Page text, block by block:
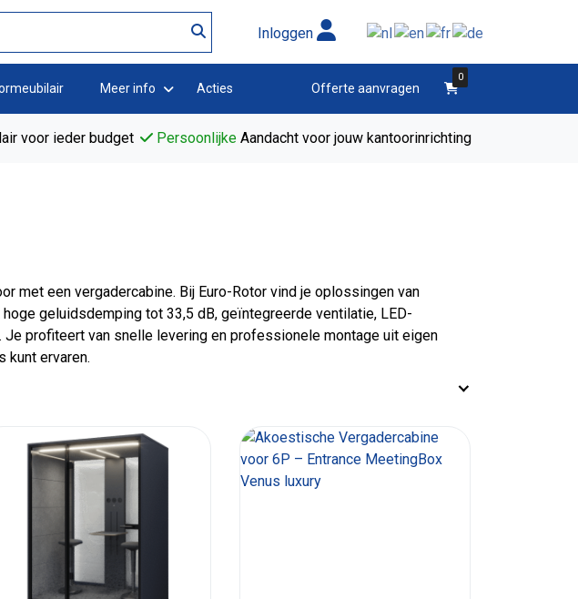
Inloggen
Meer info Acties winkelwagen
0
Offerte aanvragen
voor ieder budget Persoonlijke Aandacht voor jouw kantoorinrichting
met een vergadercabine. Bij Euro-Rotor vind je oplossingen van
geluidsdemping tot 33,5 dB, geïntegreerde ventilatie, LED-
Je profiteert van snelle levering en professionele montage uit eigen
kunt ervaren.